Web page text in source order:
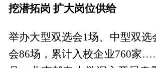
挖潜拓岗 扩大岗位供给
举办大型双选会1场、中型双选
会86场，累计入校企业760家